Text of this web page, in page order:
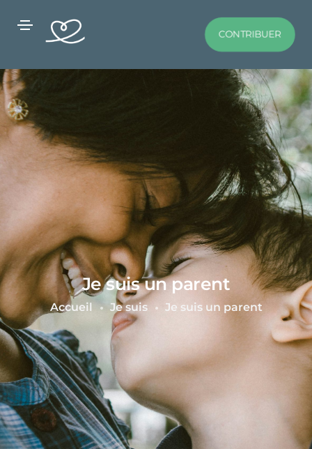
CONTRIBUER
Je suis un parent
Accueil Je suis Je suis un parent